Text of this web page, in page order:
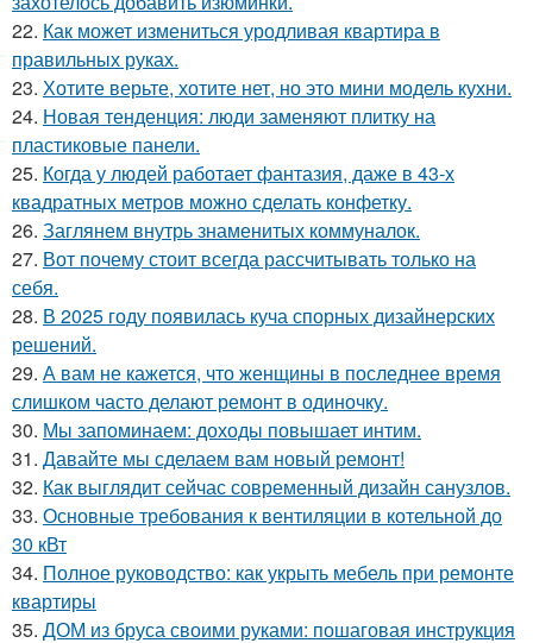
22. Как может измениться уродливая квартира в
правильных руках.
23. Хотите верьте, хотите нет, но это мини модель кухни.
24. Новая тенденция: люди заменяют плитку на
пластиковые панели.
25. Когда у людей работает фантазия, даже в 43-х
квадратных метров можно сделать конфетку.
26. Заглянем внутрь знаменитых коммуналок.
27. Вот почему стоит всегда рассчитывать только на
себя.
28. В 2025 году появилась куча спорных дизайнерских
решений.
29. А вам не кажется, что женщины в последнее время
слишком часто делают ремонт в одиночку.
30. Мы запоминаем: доходы повышает интим.
31. Давайте мы сделаем вам новый ремонт!
32. Как выглядит сейчас современный дизайн санузлов.
33. Основные требования к вентиляции в котельной до
30 кВт
34. Полное руководство: как укрыть мебель при ремонте
квартиры
35. ДОМ из бруса своими руками: пошаговая инструкция